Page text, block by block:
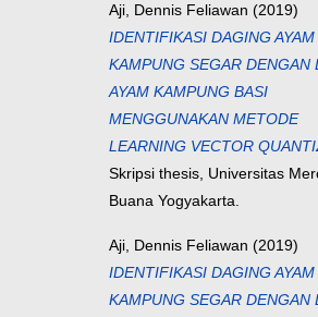
Aji, Dennis Feliawan (2019)
IDENTIFIKASI DAGING AYAM
KAMPUNG SEGAR DENGAN
AYAM KAMPUNG BASI
MENGGUNAKAN METODE
LEARNING VECTOR
Skripsi thesis, Universitas
Buana Yogyakarta.
Aji, Dennis Feliawan (2019)
IDENTIFIKASI DAGING AYAM
KAMPUNG SEGAR DENGAN